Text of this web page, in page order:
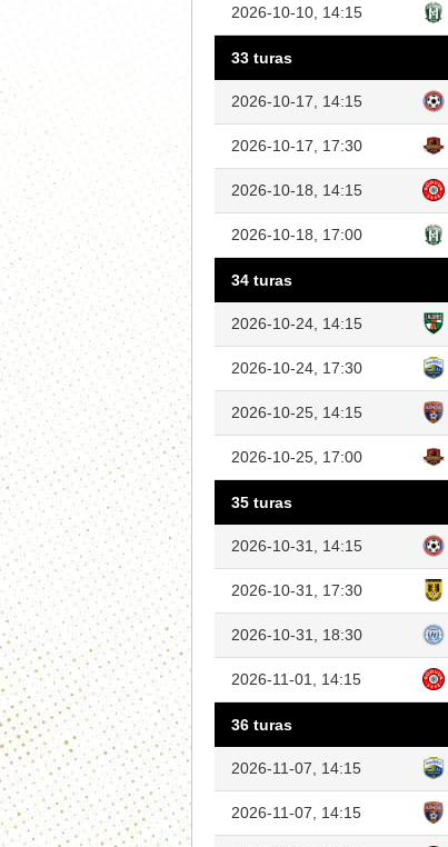
2026-10-10, 14:15
33 turas
2026-10-17, 14:15
2026-10-17, 17:30
2026-10-18, 14:15
2026-10-18, 17:00
34 turas
2026-10-24, 14:15
2026-10-24, 17:30
2026-10-25, 14:15
2026-10-25, 17:00
35 turas
2026-10-31, 14:15
2026-10-31, 17:30
2026-10-31, 18:30
2026-11-01, 14:15
36 turas
2026-11-07, 14:15
2026-11-07, 14:15